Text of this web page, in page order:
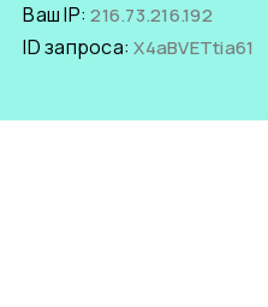
Ваш IP:216.73.216.192
ID запроса:X4aBVETtia61